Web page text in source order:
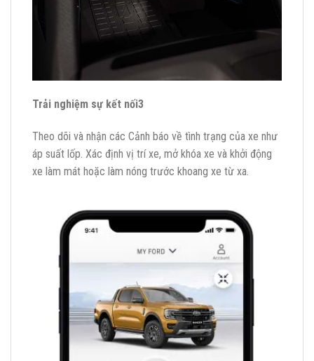
Trải nghiệm sự kết nối3
Theo dõi và nhận các Cảnh báo về tình trạng của xe như
áp suất lốp. Xác định vị trí xe, mở khóa xe và khởi động
xe làm mát hoặc làm nóng trước khoang xe từ xa.